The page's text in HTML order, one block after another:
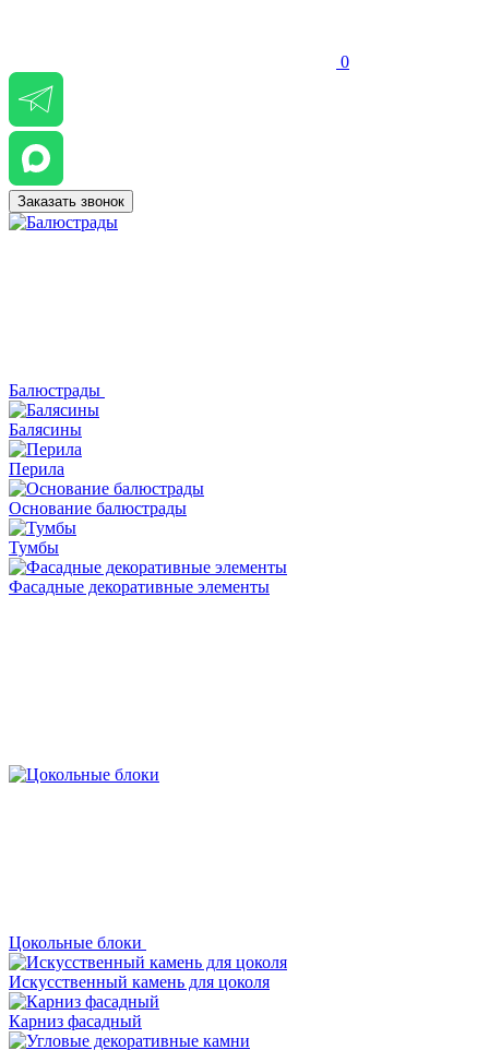
0
Заказать звонок
Балюстрады
Балясины
Перила
Основание балюстрады
Тумбы
Фасадные декоративные элементы
Цокольные блоки
Искусственный камень для цоколя
Карниз фасадный